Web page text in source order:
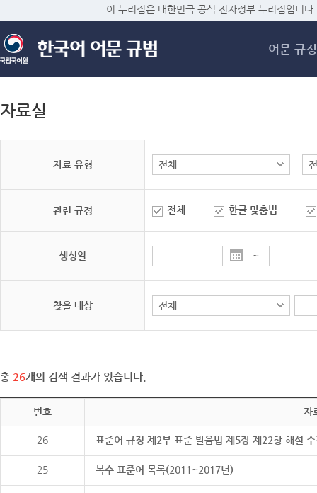
메
이 누리집은 대한민국 공식 전자정부 누리집입니다.
어문 규정
자료실
자료 유형
관련 규정 전체 한글 맞춤법
생성일 ~
찾을 대상
총 26개의 검색 결과가 있습니다.
번호 자
26 표준어 규정 제2부 표준 발음법 제5장 제22항 해설
25 복수 표준어 목록(2011~2017년)